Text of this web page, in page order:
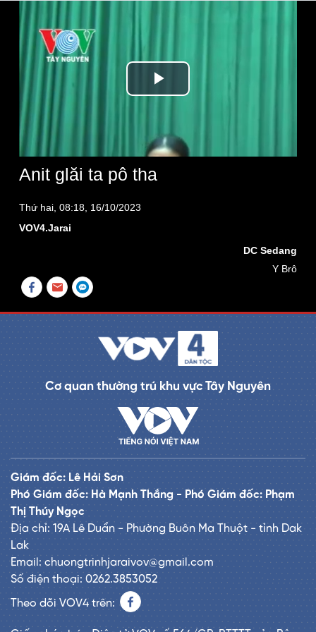
Play
Anit glăi ta pô tha
Thứ hai, 08:18, 16/10/2023
VOV4.Jarai
DC Sedang
Y Brô
Cơ quan thường trú khu vực Tây Nguyên
Giám đốc: Lê Hải Sơn
Phó Giám đốc: Hà Mạnh Thắng - Phó Giám đốc: Phạm
Thị Thúy Ngọc
Địa chỉ: 19A Lê Duẩn - Phường Buôn Ma Thuột - tỉnh Dak
Lak
Email: chuongtrinhjaraivov@gmail.com
Số điện thoại: 0262.3853052
Theo dõi VOV4 trên: